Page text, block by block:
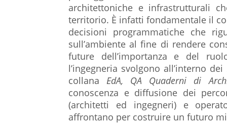
architettoniche e infrastrutturali
territorio. È infatti fondamentale il
decisioni programmatiche che
sull’ambiente al fine di rendere
future dell’importanza e del
l’ingegneria svolgono all’interno
collanaEdA, QA Quaderni di
conoscenza e diffusione dei
(architetti ed ingegneri) e
affrontano per costruire un futuro